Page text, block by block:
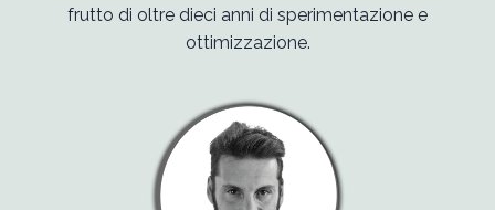
frutto di oltre dieci anni di sperimentazione e
ottimizzazione.